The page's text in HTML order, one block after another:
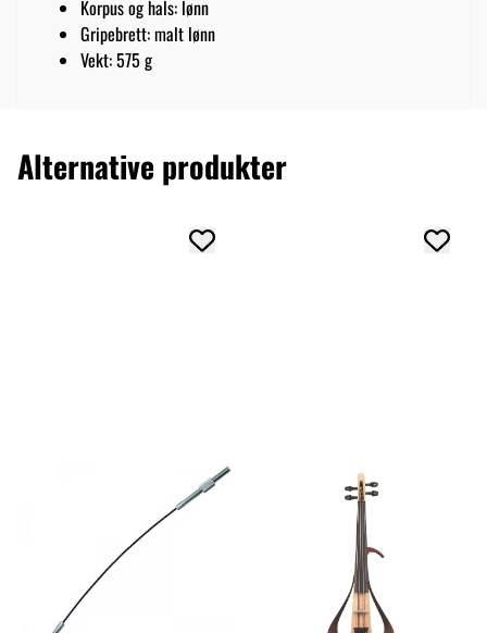
Korpus og hals: lønn
Gripebrett: malt lønn
Vekt: 575 g
Alternative produkter